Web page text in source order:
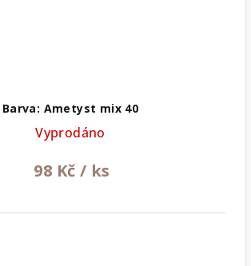
Barva: Ametyst mix 40
Vyprodáno
98 Kč / ks